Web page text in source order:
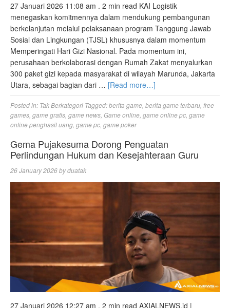
27 Januari 2026 11:08 am . 2 min read KAI Logistik
menegaskan komitmennya dalam mendukung pembangunan
berkelanjutan melalui pelaksanaan program Tanggung Jawab
Sosial dan Lingkungan (TJSL) khususnya dalam momentum
Memperingati Hari Gizi Nasional. Pada momentum ini,
perusahaan berkolaborasi dengan Rumah Zakat menyalurkan
300 paket gizi kepada masyarakat di wilayah Marunda, Jakarta
Utara, sebagai bagian dari … [Read more…]
Posted in: Tak Berkategori Tagged:berita game berita game terbaru free
games game gratis game news Game online game online pc game
online penghasil uang game pc game poker
Gema Pujakesuma Dorong Penguatan
Perlindungan Hukum dan Kesejahteraan Guru
26 January 2026byduatak
27 Januari 2026 12:27 am . 2 min read AXIALNEWS.id |